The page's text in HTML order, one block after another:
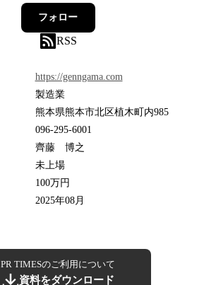
フォロー
RSS
https://genngama.com
製造業
熊本県熊本市北区植木町内985
096-295-6001
齊藤 博之
未上場
100万円
2025年08月
PR TIMESのご利用について
資料をダウンロード